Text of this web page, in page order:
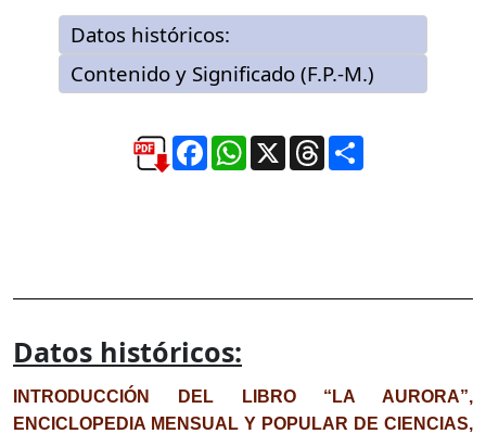
FacebookWhatsApp
X ThreadsCompartir
Datos históricos:
INTRODUCCIÓN DEL LIBRO “LA AURORA”,
ENCICLOPEDIA MENSUAL Y POPULAR DE CIENCIAS,